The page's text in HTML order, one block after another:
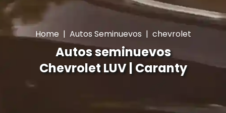
Home | Autos Seminuevos | chevrolet
Autos seminuevos
Chevrolet LUV | Caranty